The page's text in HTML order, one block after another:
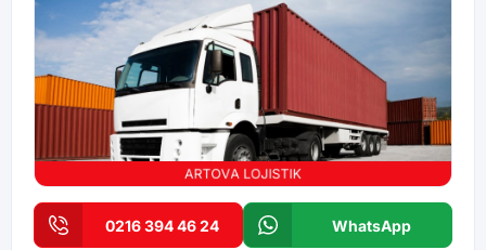
0216 394 46 24 WhatsApp